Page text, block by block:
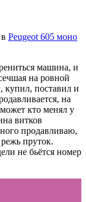
Peugeot 605 моно
машина, и
на ровной
поставил и
на
кто менял у
витков
продавливаю,
пруток.
не бьётся номер